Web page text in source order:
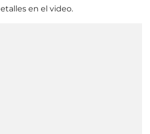
en el video.